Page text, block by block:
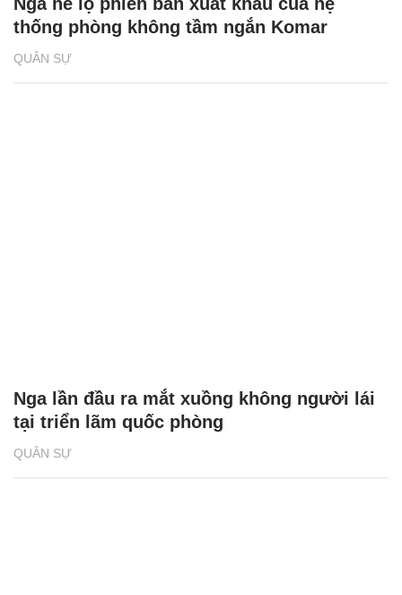
QUÂN SỰ
thống phòng không tầm ngắn Komar
QUÂN SỰ
Nga lần đầu ra mắt xuồng không người lái
tại triển lãm quốc phòng